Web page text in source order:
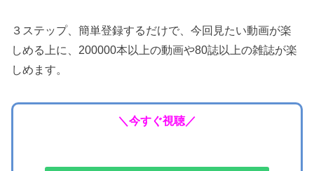
３ステップ、簡単登録するだけで、今回見たい動画が楽
しめる上に、200000本以上の動画や80誌以上の雑誌が楽
しめます。
＼今すぐ視聴／